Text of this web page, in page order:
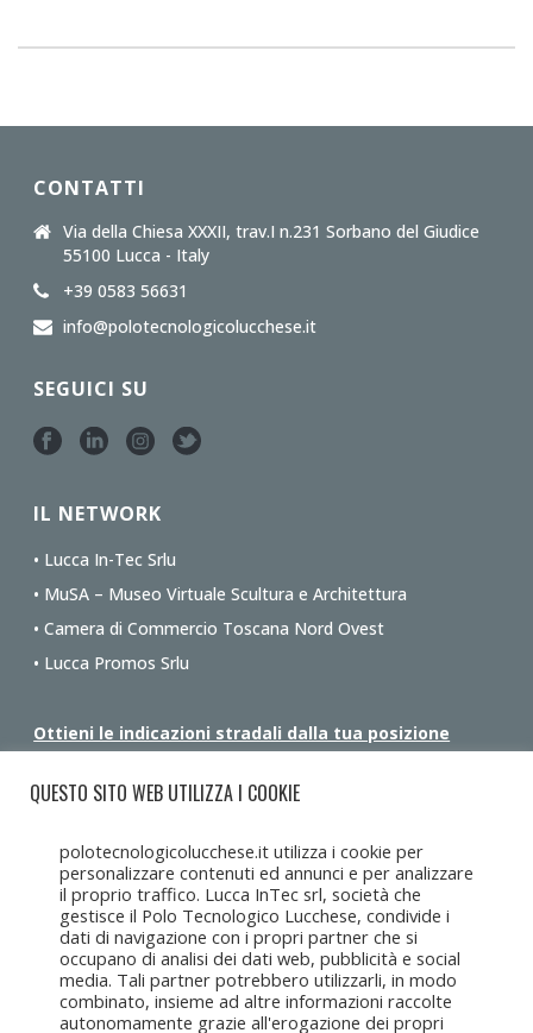
CONTATTI
Via della Chiesa XXXII, trav.I n.231 Sorbano del Giudice
55100 Lucca - Italy
+39 0583 56631
info@polotecnologicolucchese.it
SEGUICI SU
IL NETWORK
• Lucca In-Tec Srlu
• MuSA – Museo Virtuale Scultura e Architettura
• Camera di Commercio Toscana Nord Ovest
• Lucca Promos Srlu
Ottieni le indicazioni stradali dalla tua posizione
QUESTO SITO WEB UTILIZZA I COOKIE
polotecnologicolucchese.it utilizza i cookie per
personalizzare contenuti ed annunci e per analizzare
il proprio traffico. Lucca InTec srl, società che
gestisce il Polo Tecnologico Lucchese, condivide i
dati di navigazione con i propri partner che si
occupano di analisi dei dati web, pubblicità e social
media. Tali partner potrebbero utilizzarli, in modo
combinato, insieme ad altre informazioni raccolte
autonomamente grazie all'erogazione dei propri